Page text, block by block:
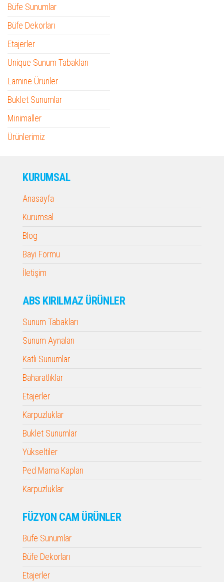
Büfe Sunumlar
Büfe Dekorları
Etajerler
Unique Sunum Tabakları
Lamine Ürünler
Buklet Sunumlar
Minimaller
Ürünlerimiz
KURUMSAL
Anasayfa
Kurumsal
Blog
Bayi Formu
İletişim
ABS KIRILMAZ ÜRÜNLER
Sunum Tabakları
Sunum Aynaları
Katlı Sunumlar
Baharatlıklar
Etajerler
Karpuzluklar
Buklet Sunumlar
Yükseltiler
Ped Mama Kapları
Karpuzluklar
FÜZYON CAM ÜRÜNLER
Büfe Sunumlar
Büfe Dekorları
Etajerler